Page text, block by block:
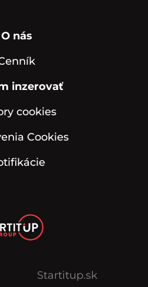
O nás
inzerovať
cookies
Cookies
Startitup.sk